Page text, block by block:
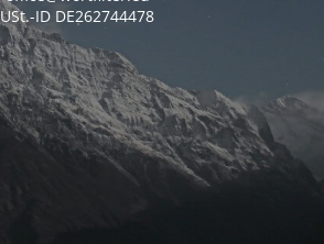
USt.-ID DE262744478